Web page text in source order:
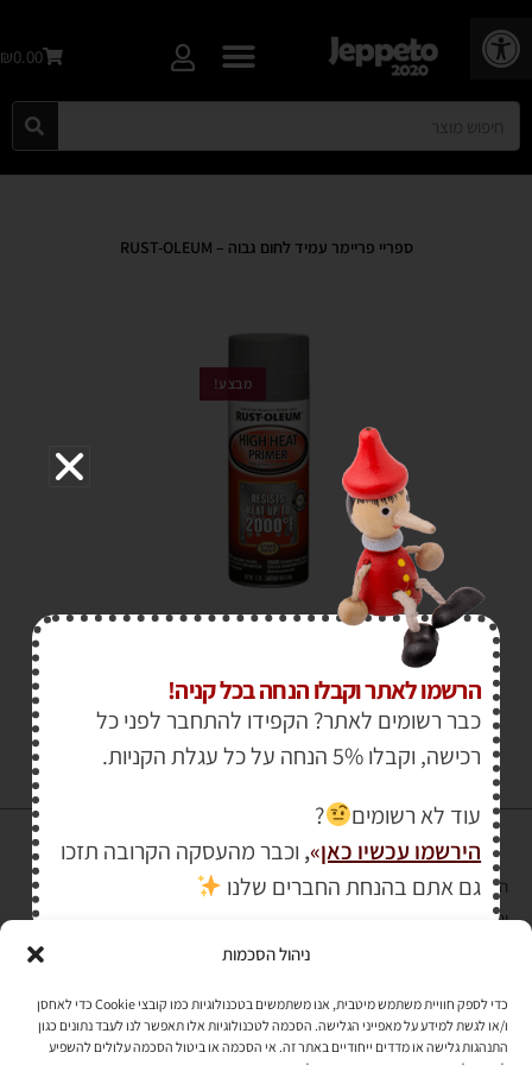
פתח סרגל נגישות
ניהול הסכמות
כדי לספק חוויית משתמש מיטבית, אנו משתמשים בטכנולוגיות כמו קובצי Cookie כדי לאחסן
ו/או לגשת למידע על מאפייני הגלישה. הסכמה לטכנולוגיות אלו תאפשר לנו לעבד נתונים כגון
התנהגות גלישה או מדדים ייחודיים באתר זה. אי הסכמה או ביטול הסכמה עלולים להשפיע
₪0.00
ספריי פריימר עמיד לחום גבוה – RUST-OLEUM
מבצע!
והעומד בתקן אבטחה PCI DSS Level-1
לתקנון האתר»
הרשמו לאתר וקבלו הנחה בכל קניה!
כבר רשומים לאתר? הקפידו להתחבר לפני כל
רכישה, וקבלו 5% הנחה על כל עגלת הקניות.
עוד לא רשומים
?
הירשמו עכשיו כאן»
, וכבר מהעסקה הקרובה תזכו
גם אתם בהנחת החברים שלנו